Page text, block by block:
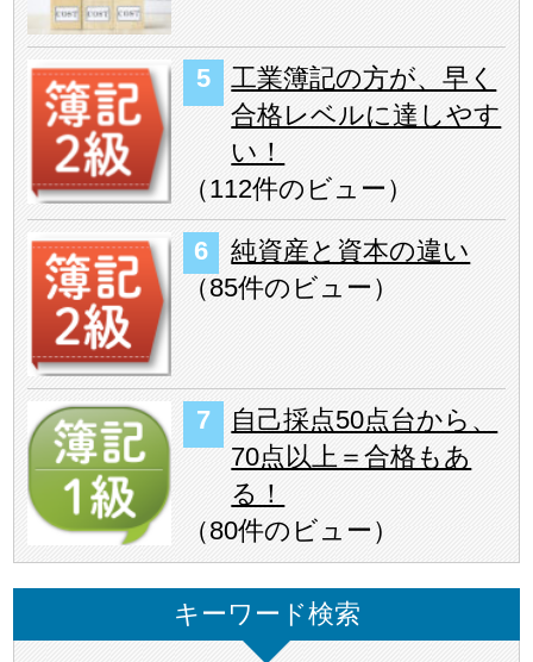
工業簿記の方が、早く
合格レベルに達しやす
い！
（112件のビュー ）
純資産と資本の違い
（85件のビュー ）
自己採点50点台から、
70点以上＝合格もあ
る！
（80件のビュー ）
キーワード検索